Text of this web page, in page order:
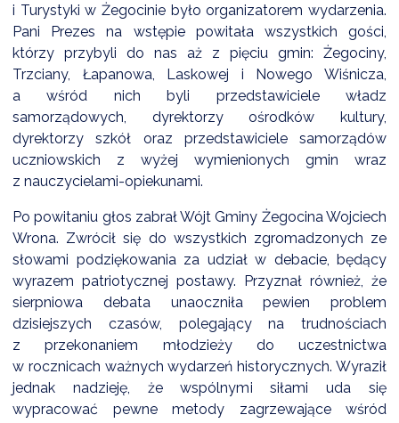
CZYSTE POWIETRZE
EWIDENCJA EMISYJNOŚCI BUDYNKÓW (CEEB)
i Turystyki w Żegocinie było organizatorem wydarzenia.
Pani Prezes na wstępie powitała wszystkich gości,
którzy przybyli do nas aż z pięciu gmin: Żegociny,
Trzciany, Łapanowa, Laskowej i Nowego Wiśnicza,
a wśród nich byli przedstawiciele władz
samorządowych, dyrektorzy ośrodków kultury,
dyrektorzy szkół oraz przedstawiciele samorządów
uczniowskich z wyżej wymienionych gmin wraz
z nauczycielami-opiekunami.
Po powitaniu głos zabrał Wójt Gminy Żegocina Wojciech
Wrona. Zwrócił się do wszystkich zgromadzonych ze
słowami podziękowania za udział w debacie, będący
wyrazem patriotycznej postawy. Przyznał również, że
sierpniowa debata unaoczniła pewien problem
dzisiejszych czasów, polegający na trudnościach
z przekonaniem młodzieży do uczestnictwa
w rocznicach ważnych wydarzeń historycznych. Wyraził
jednak nadzieję, że wspólnymi siłami uda się
wypracować pewne metody zagrzewające wśród